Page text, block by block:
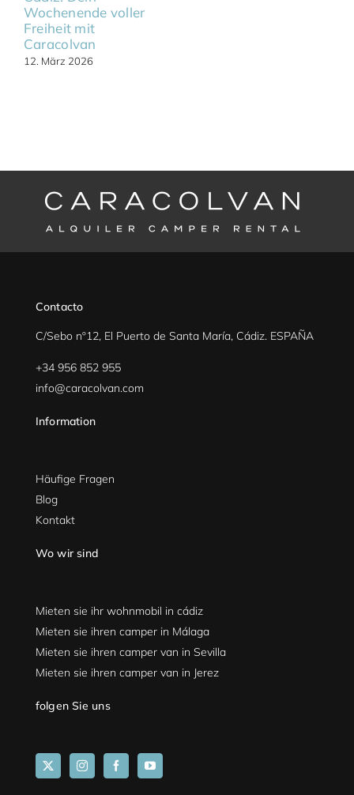
Wochenende voller
Freiheit mit
Caracolvan
12. März 2026
Contacto
C/Sebo nº12, El Puerto de Santa María, Cádiz. ESPAÑA
+34 956 852 955
info@caracolvan.com
Information
Häufige Fragen
Blog
Kontakt
Wo wir sind
Mieten sie ihr wohnmobil in cádiz
Mieten sie ihren camper in Málaga
Mieten sie ihren camper van in Sevilla
Mieten sie ihren camper van in Jerez
folgen Sie uns